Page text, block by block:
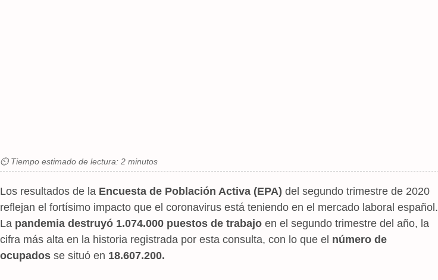
⏲ Tiempo estimado de lectura: 2 minutos
Los resultados de la Encuesta de Población Activa (EPA) del segundo trimestre de 2020
reflejan el fortísimo impacto que el coronavirus está teniendo en el mercado laboral español.
La pandemia destruyó 1.074.000 puestos de trabajo en el segundo trimestre del año, la
cifra más alta en la historia registrada por esta consulta, con lo que el número de
ocupados se situó en 18.607.200.